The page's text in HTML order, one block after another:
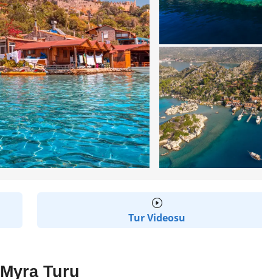
Tur Videosu
Turu